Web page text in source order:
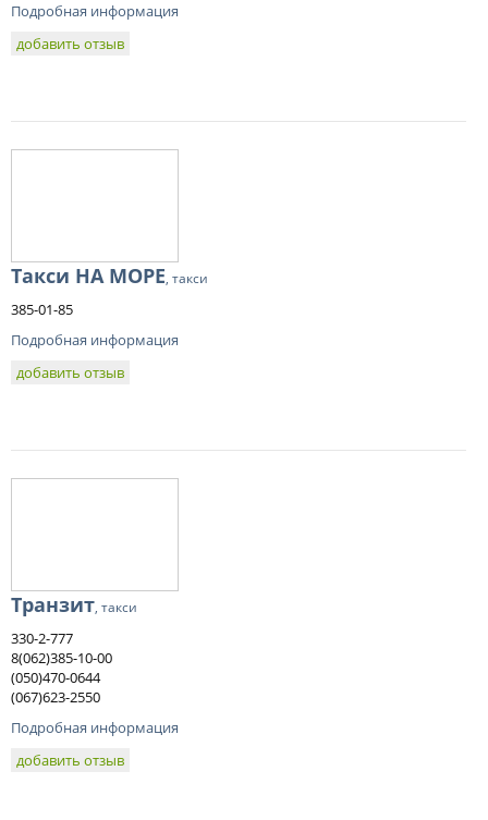
Подробная информация
добавить отзыв
Такси НА МОРЕ, такси
385-01-85
Подробная информация
добавить отзыв
Транзит, такси
330-2-777
8(062)385-10-00
(050)470-0644
(067)623-2550
Подробная информация
добавить отзыв